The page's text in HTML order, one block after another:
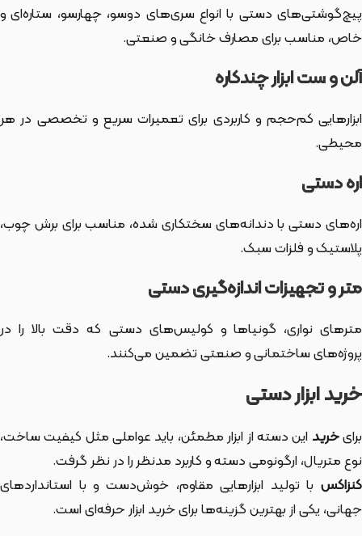
پیچ‌گوشتی‌های دستی با انواع سری‌های دوسو، چهارسو، ستاره‌ای و
خاص، مناسب برای مصارف خانگی و صنعتی.
آلن و ست ابزار چندکاره
ابزارهایی کم‌حجم و کاربردی برای تعمیرات سریع و تخصصی در هر
محیطی.
اره دستی
اره‌های دستی با دندانه‌های سختکاری شده، مناسب برای برش چوب،
پلاستیک و فلزات سبک.
متر و تجهیزات اندازه‌گیری دستی
مترهای نواری، گونیاها و کولیس‌های دستی که دقت بالا را در
پروژه‌های ساختمانی و صنعتی تضمین می‌کنند.
خرید ابزار دستی
برایخرید این دسته از ابزارمطمئن، باید عواملی مثل کیفیت ساخت،
نوع متریال، ارگونومی دسته و کاربرد مدنظر را در نظر گرفت.
کنزاکس با تولید ابزارهایی مقاوم، خوش‌دست و با استانداردهای
جهانی، یکی از بهترین گزینه‌ها برای خرید ابزار حرفه‌ای است.